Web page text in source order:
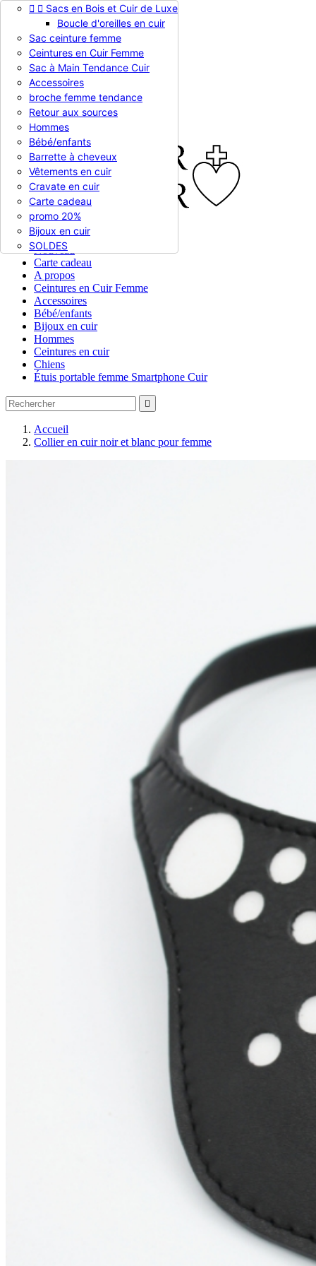
Appelez-nous :0786510612
EUR € 
EUR €
RUB RUB
Connexion
shopping_cart Panier (0)
  En stock
  Sacs en Bois et Cuir de Luxe
Boucle d'oreilles en cuir
Sac ceinture femme
Ceintures en Cuir Femme
Sac à Main Tendance Cuir
Accessoires
broche femme tendance
Retour aux sources
Hommes
Bébé/enfants
Barrette à cheveux
Vêtements en cuir
Cravate en cuir
Carte cadeau
promo 20%
Bijoux en cuir
SOLDES
Nouveau
Carte cadeau
A propos
Ceintures en Cuir Femme
Accessoires
Bébé/enfants
Bijoux en cuir
Hommes
Ceintures en cuir
Chiens
Étuis portable femme Smartphone Cuir

Accueil
Collier en cuir noir et blanc pour femme